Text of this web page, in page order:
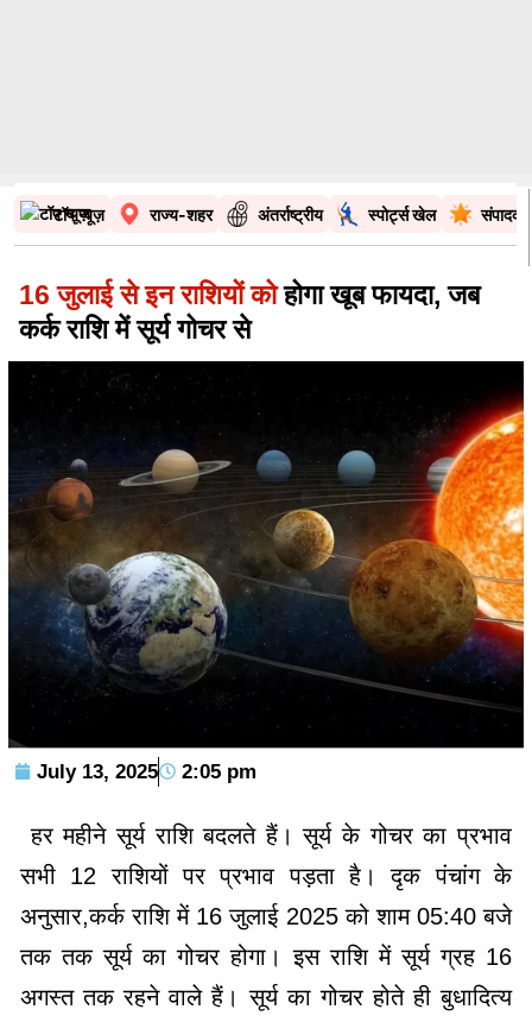
टॉप न्यूज़ राज्य-शहर अंतर्राष्ट्रीय स्पोर्ट्स खेल
16 जुलाई से इन राशियों कोहोगा खूब फायदा, जब
कर्क राशि में सूर्य गोचर से
July 13, 2025 2:05 pm
हर महीने सूर्य राशि बदलते हैं। सूर्य के गोचर का प्रभाव
सभी 12 राशियों पर प्रभाव पड़ता है। दृक पंचांग के
अनुसार,कर्क राशि में 16 जुलाई 2025 को शाम 05:40 बजे
तक तक सूर्य का गोचर होगा। इस राशि में सूर्य ग्रह 16
अगस्त तक रहने वाले हैं। सूर्य का गोचर होते ही बुधादित्य